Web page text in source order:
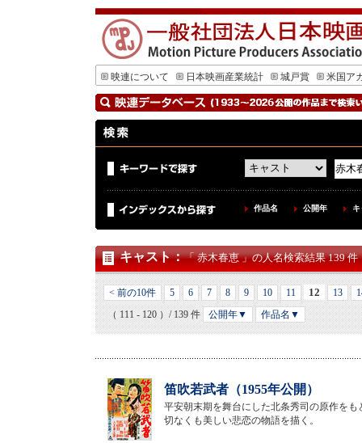
映連について 日本映画産業統計 城戸賞 米国ア
作品名 公開年
キャスト：「 赤木春恵 」の人名検索結果 139 件
< 前の10件 5 6 7 8 9 10 11 12 13
（ 111 - 120 ）/ 139 件
公開年▼ 作品名▼
笛吹若武者（1955年公開）
平安朝末期を舞台にした北条秀司の原作を
切なくも美しい悲恋の物語を描く。